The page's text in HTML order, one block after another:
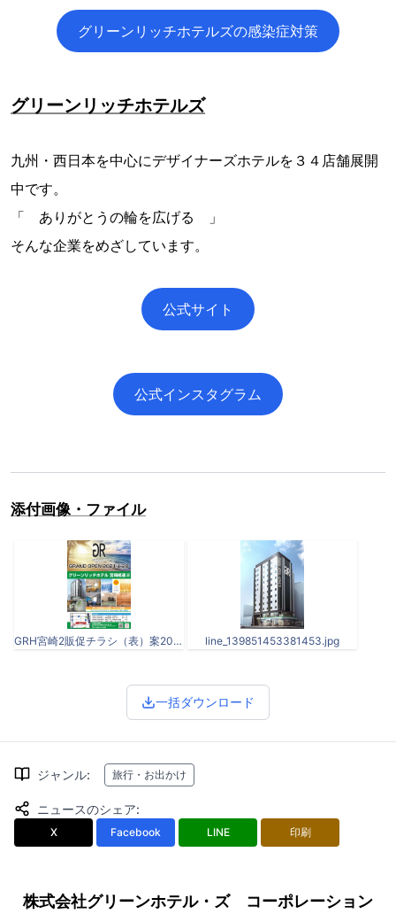
グリーンリッチホテルズの感染症対策
グリーンリッチホテルズ
九州・西日本を中心にデザイナーズホテルを３４店舗展開
中です。
「 ありがとうの輪を広げる 」
そんな企業をめざしています。
公式サイト
公式インスタグラム
添付画像・ファイル
GRH宮崎2販促チラシ（表）案201221.jpg line_139851453381453.jpg
一括ダウンロード
ジャンル: 旅行・お出かけ
ニュースのシェア:
X Facebook LINE 印刷
株式会社グリーンホテル・ズ コーポレーション